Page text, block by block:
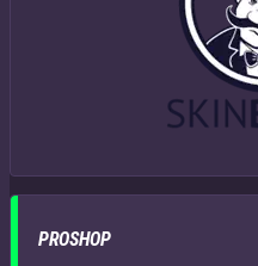
PROSHOP